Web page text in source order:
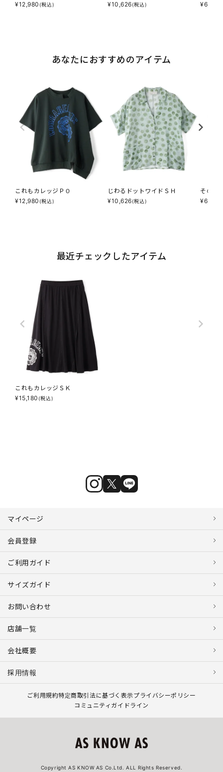
¥12,980 (税込)
¥10,626(税込)
¥6,853
あなたにおすすめのアイテム
これもカレッジＰＯ
¥12,980 (税込)
じわるドットワイドＳＨ
¥10,626(税込)
その調
¥6,853
最近チェックしたアイテム
これもカレッジＳＫ
¥15,180 (税込)
マイページ
会員登録
ご利用ガイド
サイズガイド
お問い合わせ
店舗一覧
会社概要
採用情報
ご利用規約特定商取引法に基づく表示プライバシーポリシー
コミュニティガイドライン
Copyright AS KNOW AS Co.Ltd. ALL Rights Reserved.